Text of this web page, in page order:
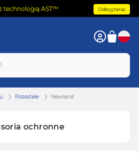
technologią AST™ Odkryj teraz
ochronne
Pozostałe Newland